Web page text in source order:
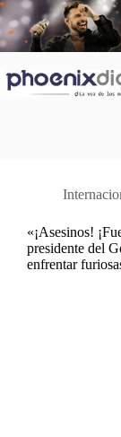
Saltar
al
contenido
«¡Asesinos!
presidente del
enfrentar